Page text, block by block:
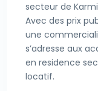
secteur de
Avec des prix
une
s’adresse aux
en residence
locatif.